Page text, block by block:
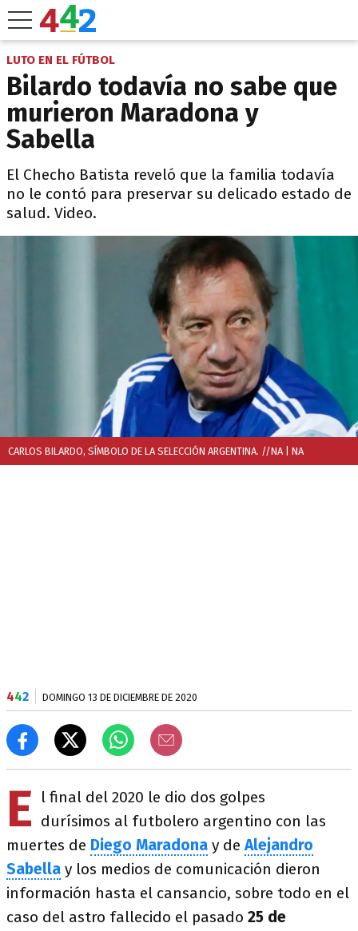
LUTO EN EL FÚTBOL
Bilardo todavía no sabe que
murieron Maradona y
Sabella
El Checho Batista reveló que la familia todavía
no le contó para preservar su delicado estado de
salud. Video.
CARLOS BILARDO, SÍMBOLO DE LA SELECCIÓN ARGENTINA. //NA | NA
442 DOMINGO 13 DE DICIEMBRE DE 2020
E
l final del 2020 le dio dos golpes
durísimos al futbolero argentino con las
muertes de Diego Maradona y de Alejandro
Sabella y los medios de comunicación dieron
información hasta el cansancio, sobre todo en el
caso del astro fallecido el pasado 25 de